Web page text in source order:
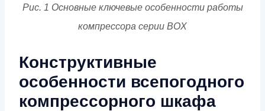
Рис. 1 Основные ключевые особенности работы
компрессора серии BOX
Конструктивные
особенности всепогодного
компрессорного шкафа